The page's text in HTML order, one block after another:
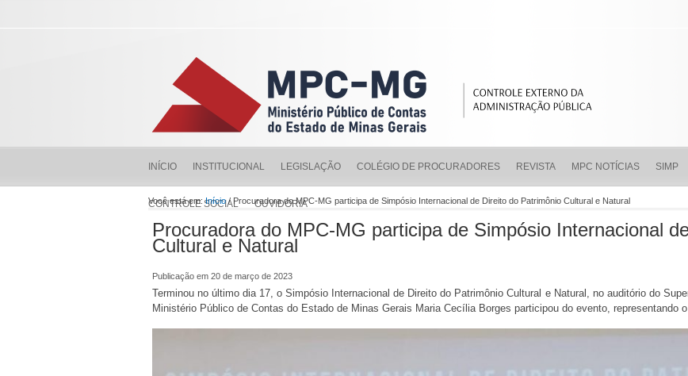
INÍCIO INSTITUCIONAL LEGISLAÇÃO COLÉGIO DE PROCURADORES REVISTA MPC NOTÍCIAS SIMP
CONTROLE SOCIAL OUVIDORIA
Você está em:Início/ Procuradora do MPC-MG participa de Simpósio Internacional de Direito do Patrimônio Cultural e Natural
Procuradora do MPC-MG participa de Simpósio Internacional
Cultural e Natural
Publicação em 20 de março de 2023
Terminou no último dia 17, o Simpósio Internacional de Direito do Patrimônio Cultural e Natural, no auditório do
Ministério Público de Contas do Estado de Minas Gerais Maria Cecília Borges participou do evento, representando